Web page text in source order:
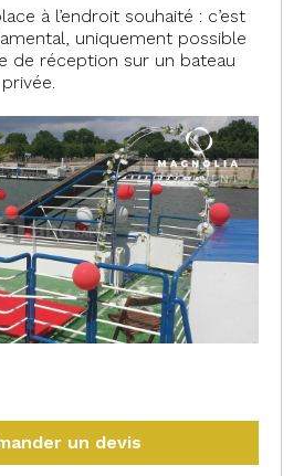
à l’endroit souhaité : c’est
uniquement possible
de réception sur un bateau
un devis